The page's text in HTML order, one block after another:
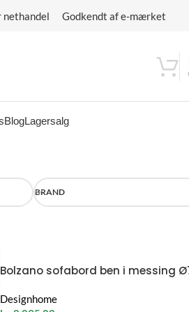
Godkendt af e-mærket
BlogLagersalg
BRAND
Bolzano sofabord ben i messing
Designhome